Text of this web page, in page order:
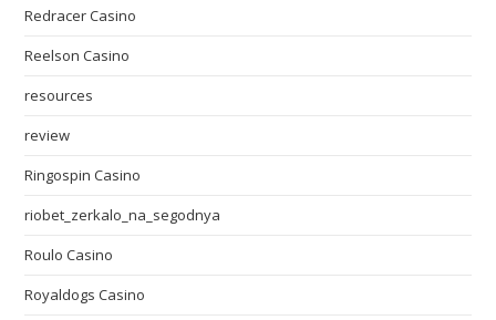
Redracer Casino
Reelson Casino
resources
review
Ringospin Casino
riobet_zerkalo_na_segodnya
Roulo Casino
Royaldogs Casino